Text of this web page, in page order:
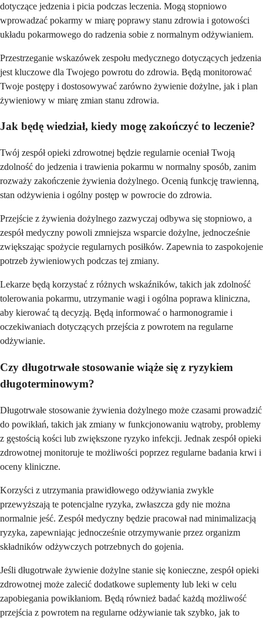
dotyczące jedzenia i picia podczas leczenia. Mogą stopniowo
wprowadzać pokarmy w miarę poprawy stanu zdrowia i gotowości
układu pokarmowego do radzenia sobie z normalnym odżywianiem.
Przestrzeganie wskazówek zespołu medycznego dotyczących jedzenia
jest kluczowe dla Twojego powrotu do zdrowia. Będą monitorować
Twoje postępy i dostosowywać zarówno żywienie dożylne, jak i plan
żywieniowy w miarę zmian stanu zdrowia.
Jak będę wiedział, kiedy mogę zakończyć to leczenie?
Twój zespół opieki zdrowotnej będzie regularnie oceniał Twoją
zdolność do jedzenia i trawienia pokarmu w normalny sposób, zanim
rozważy zakończenie żywienia dożylnego. Ocenią funkcję trawienną,
stan odżywienia i ogólny postęp w powrocie do zdrowia.
Przejście z żywienia dożylnego zazwyczaj odbywa się stopniowo, a
zespół medyczny powoli zmniejsza wsparcie dożylne, jednocześnie
zwiększając spożycie regularnych posiłków. Zapewnia to zaspokojenie
potrzeb żywieniowych podczas tej zmiany.
Lekarze będą korzystać z różnych wskaźników, takich jak zdolność
tolerowania pokarmu, utrzymanie wagi i ogólna poprawa kliniczna,
aby kierować tą decyzją. Będą informować o harmonogramie i
oczekiwaniach dotyczących przejścia z powrotem na regularne
odżywianie.
Czy długotrwałe stosowanie wiąże się z ryzykiem
długoterminowym?
Długotrwałe stosowanie żywienia dożylnego może czasami prowadzić
do powikłań, takich jak zmiany w funkcjonowaniu wątroby, problemy
z gęstością kości lub zwiększone ryzyko infekcji. Jednak zespół opieki
zdrowotnej monitoruje te możliwości poprzez regularne badania krwi i
oceny kliniczne.
Korzyści z utrzymania prawidłowego odżywiania zwykle
przewyższają te potencjalne ryzyka, zwłaszcza gdy nie można
normalnie jeść. Zespół medyczny będzie pracował nad minimalizacją
ryzyka, zapewniając jednocześnie otrzymywanie przez organizm
składników odżywczych potrzebnych do gojenia.
Jeśli długotrwałe żywienie dożylne stanie się konieczne, zespół opieki
zdrowotnej może zalecić dodatkowe suplementy lub leki w celu
zapobiegania powikłaniom. Będą również badać każdą możliwość
przejścia z powrotem na regularne odżywianie tak szybko, jak to